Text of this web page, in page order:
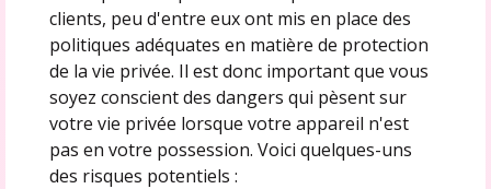
clients, peu d'entre eux ont mis en place des
politiques adéquates en matière de protection
de la vie privée. Il est donc important que vous
soyez conscient des dangers qui pèsent sur
votre vie privée lorsque votre appareil n'est
pas en votre possession. Voici quelques-uns
des risques potentiels :